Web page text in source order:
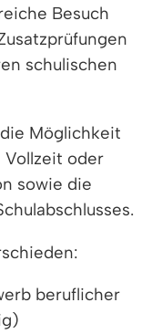
Besuch
schulischen
Möglichkeit
Vollzeit oder
sowie die
beruflicher